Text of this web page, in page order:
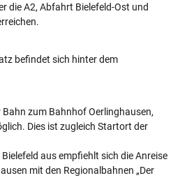
die A2, Abfahrt Bielefeld-Ost und
befindet sich hinter dem
Bahn zum Bahnhof Oerlinghausen,
Dies ist zugleich Startort der
aus empfiehlt sich die Anreise
mit den Regionalbahnen „Der